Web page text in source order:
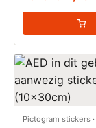
Pictogram stickers ·